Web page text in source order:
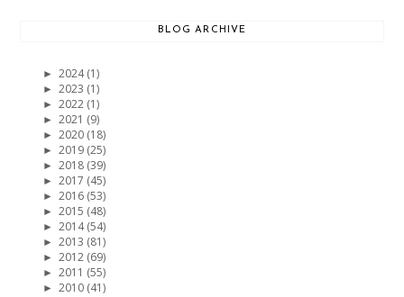
BLOG ARCHIVE
► 2024(1)
► 2023 (1)
► 2022 (1)
► 2021 (9)
► 2020 (18)
► 2019 (25)
► 2018 (39)
► 2017 (45)
► 2016 (53)
► 2015 (48)
► 2014(54)
► 2013 (81)
► 2012 (69)
► 2011 (55)
► 2010 (41)